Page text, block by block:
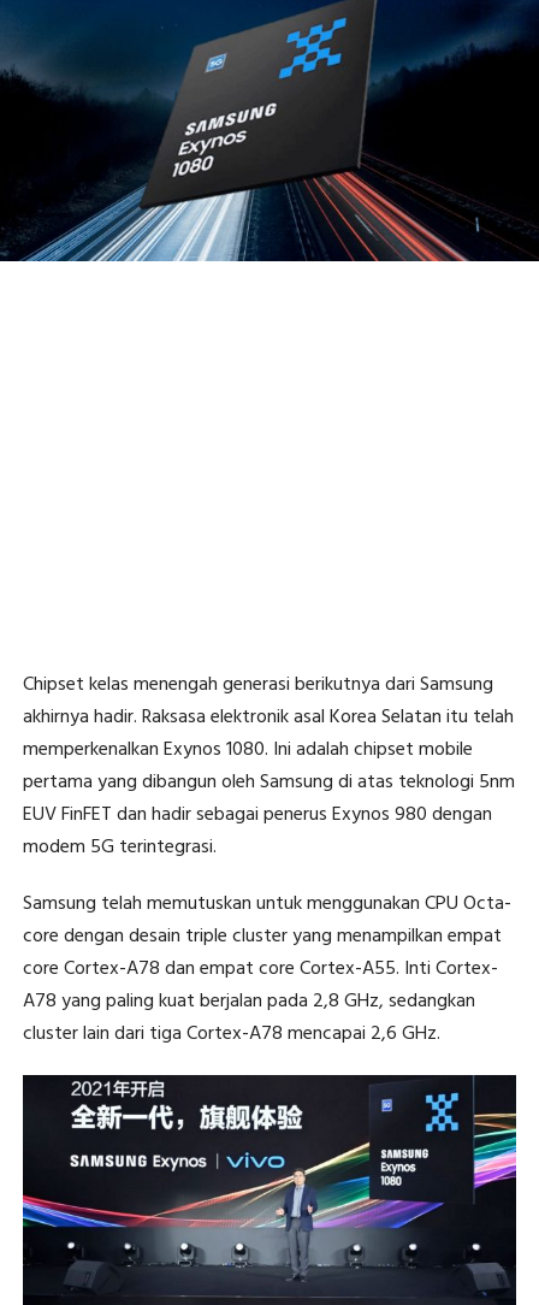
Chipset kelas menengah generasi berikutnya dari Samsung
akhirnya hadir. Raksasa elektronik asal Korea Selatan itu telah
memperkenalkan Exynos 1080. Ini adalah chipset mobile
pertama yang dibangun oleh Samsung di atas teknologi 5nm
EUV FinFET dan hadir sebagai penerus Exynos 980 dengan
modem 5G terintegrasi.
Samsung telah memutuskan untuk menggunakan CPU Octa-
core dengan desain triple cluster yang menampilkan empat
core Cortex-A78 dan empat core Cortex-A55. Inti Cortex-
A78 yang paling kuat berjalan pada 2,8 GHz, sedangkan
cluster lain dari tiga Cortex-A78 mencapai 2,6 GHz.